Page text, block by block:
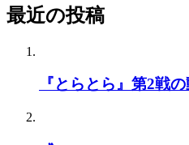
最近の投稿
『とらとら』第2戦